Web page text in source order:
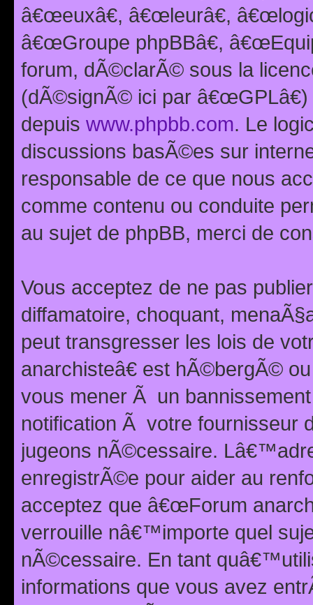
â€œeuxâ€, â€œleurâ€,
â€œGroupe phpBBâ€,
forum, dÃ©clarÃ© sous la
(dÃ©signÃ© ici par
depuis www.phpbb.com. Le
discussions basÃ©es sur
responsable de ce que nous
comme contenu ou conduite
au sujet de phpBB, merci de
Vous acceptez de ne pas
diffamatoire, choquant,
peut transgresser les lois de
anarchisteâ€ est hÃ©bergÃ©
vous mener Ã un
notification Ã votre fournisseur
jugeons nÃ©cessaire.
enregistrÃ©e pour aider au
acceptez que â€œForum
verrouille nâ€™importe quel
nÃ©cessaire. En tant
informations que vous avez